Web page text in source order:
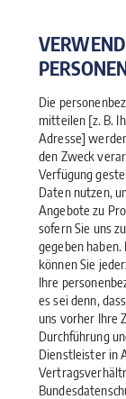
Die
mitteilen [z. B.
Adresse]
den Zweck
Verfügung
Daten nutzen,
Angebote zu
sofern Sie uns
gegeben
können Sie
Ihre
es sei denn,
uns vorher Ihre
Durchführung
Dienstleister in